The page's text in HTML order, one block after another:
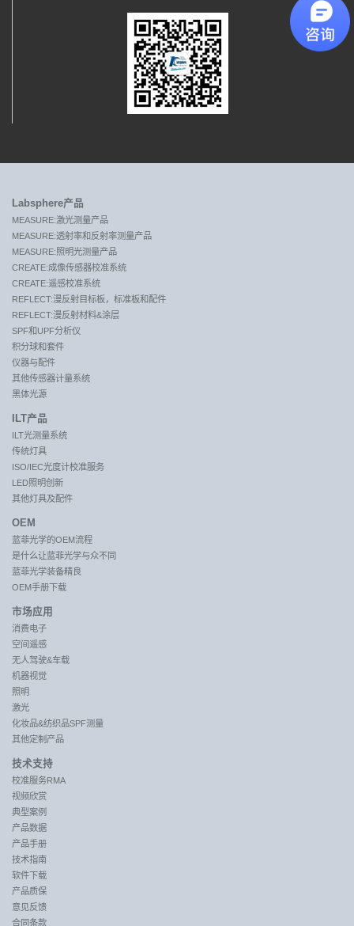
Labsphere产品
MEASURE:激光测量产品
MEASURE:透射率和反射率测量产品
MEASURE:照明光测量产品
CREATE:成像传感器校准系统
CREATE:遥感校准系统
REFLECT:漫反射目标板，标准板和配件
REFLECT:漫反射材料&涂层
SPF和UPF分析仪
积分球和套件
仪器与配件
其他传感器计量系统
黑体光源
ILT产品
ILT光测量系统
传统灯具
ISO/IEC光度计校准服务
LED照明创新
其他灯具及配件
OEM
蓝菲光学的OEM流程
是什么让蓝菲光学与众不同
蓝菲光学装备精良
OEM手册下载
市场应用
消费电子
空间遥感
无人驾驶&车载
机器视觉
照明
激光
化妆品&纺织品SPF测量
其他定制产品
技术支持
校准服务RMA
视频欣赏
典型案例
产品数据
产品手册
技术指南
软件下载
产品质保
意见反馈
合同条款